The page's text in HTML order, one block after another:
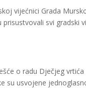
vijećnici Grada
svi gradski
o radu Dječjeg
su usvojene